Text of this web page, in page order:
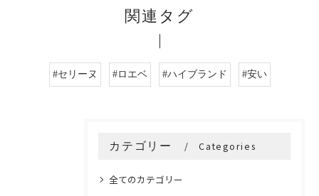
関連タグ
#セリーヌ #ロエベ #ハイブランド #安い
カテゴリー Categories
全てのカテゴリー